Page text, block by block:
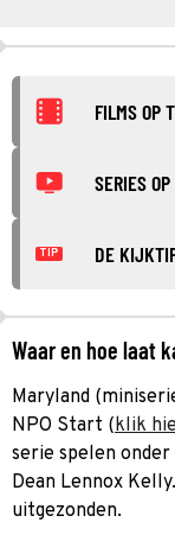
FILMS OP
SERIES
TIP DE
Waar en hoe laat
Maryland
NPO Start (klik
serie spelen
Dean Lennox
uitgezonden.